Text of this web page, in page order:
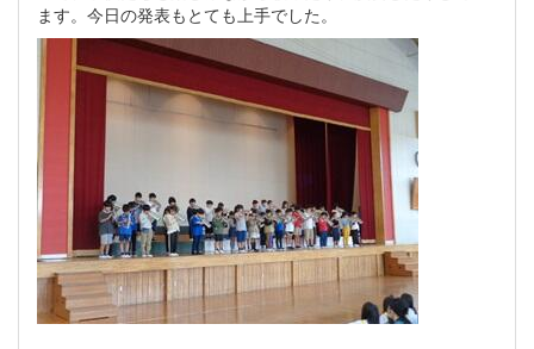
ます。今日の発表もとても上手でした。